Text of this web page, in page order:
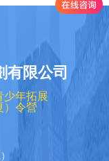
有限公司
少年拓展
）令營